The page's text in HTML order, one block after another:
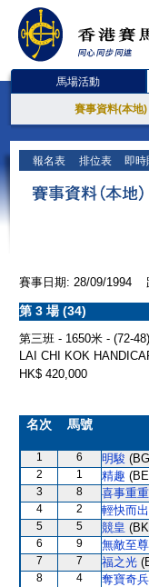
馬場活動
賽事資料(本地)
報名表 排位表 即時
賽事日期: 28/09/1994
第 3 場 (34)
第三班 - 1650米 - (72-48)
LAI CHI KOK
HK$ 420,000
名次 馬號
1 6 明駿
2 1 精趣
3 8 喜事重重
4 2 輕快而出
5 5 競皇
6 9 無敵至尊
7 7 福之光
8 4 奪寶奇兵